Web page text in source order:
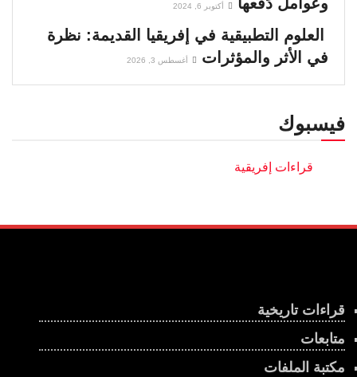
وعوامل دَفْعها
أكتوبر 6, 2024
العلوم التطبيقية في إفريقيا القديمة: نظرة
في الأثر والمؤثرات
أغسطس 3, 2026
فيسبوك
قراءات تاريخية
متابعات
مكتبة الملفات